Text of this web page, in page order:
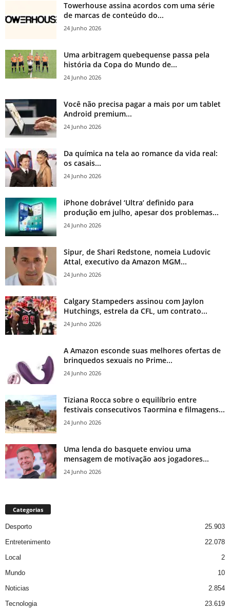
Towerhouse assina acordos com uma série
de marcas de conteúdo do...
24 Junho 2026
Uma arbitragem quebequense passa pela
história da Copa do Mundo de...
24 Junho 2026
Você não precisa pagar a mais por um tablet
Android premium...
24 Junho 2026
Da química na tela ao romance da vida real:
os casais...
24 Junho 2026
iPhone dobrável ‘Ultra’ definido para
produção em julho, apesar dos problemas...
24 Junho 2026
Sipur, de Shari Redstone, nomeia Ludovic
Attal, executivo da Amazon MGM...
24 Junho 2026
Calgary Stampeders assinou com Jaylon
Hutchings, estrela da CFL, um contrato...
24 Junho 2026
A Amazon esconde suas melhores ofertas de
brinquedos sexuais no Prime...
24 Junho 2026
Tiziana Rocca sobre o equilíbrio entre
festivais consecutivos Taormina e filmagens...
24 Junho 2026
Uma lenda do basquete enviou uma
mensagem de motivação aos jogadores...
24 Junho 2026
Categorias
Desporto
25.903
Entretenimento
22.078
Local
2
Mundo
10
Noticias
2.854
Tecnologia
23.619